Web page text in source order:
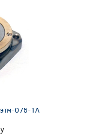
076-1А